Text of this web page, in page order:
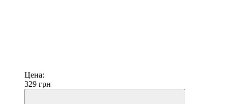
Цена:
329 грн